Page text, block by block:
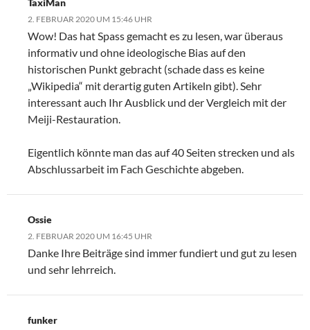
TaxiMan
2. FEBRUAR 2020 UM 15:46 UHR
Wow! Das hat Spass gemacht es zu lesen, war überaus
informativ und ohne ideologische Bias auf den
historischen Punkt gebracht (schade dass es keine
„Wikipedia“ mit derartig guten Artikeln gibt). Sehr
interessant auch Ihr Ausblick und der Vergleich mit der
Meiji-Restauration.
Eigentlich könnte man das auf 40 Seiten strecken und als
Abschlussarbeit im Fach Geschichte abgeben.
Ossie
2. FEBRUAR 2020 UM 16:45 UHR
Danke Ihre Beiträge sind immer fundiert und gut zu lesen
und sehr lehrreich.
funker